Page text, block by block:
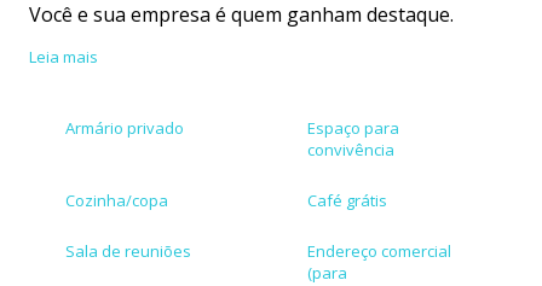
Você e sua empresa é quem ganham destaque.
promovendo e realizando sonhos...
Leia mais
Armário privado
Espaço para
convivência
Cozinha/copa Café grátis
Sala de reuniões
Endereço comercial
(para